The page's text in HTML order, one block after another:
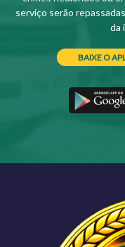
serviço serão
da
BAIXE O